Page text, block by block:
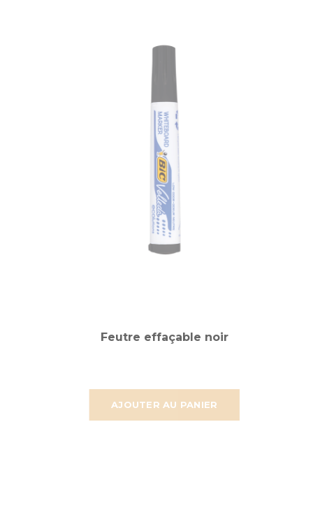
AJOUTER AU PANIER
Feutre effaçable noir